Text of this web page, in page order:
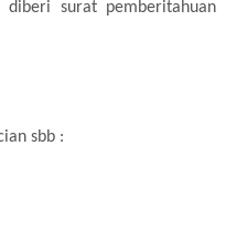
surat pemberitahuan
sbb :